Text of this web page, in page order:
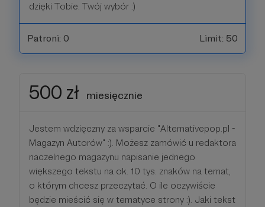
dzięki Tobie. Twój wybór :)
Patroni: 0 Limit: 50
500 zł miesięcznie
Jestem wdzięczny za wsparcie "Alternativepop.pl -
Magazyn Autorów" :). Możesz zamówić u redaktora
naczelnego magazynu napisanie jednego
większego tekstu na ok. 10 tys. znaków na temat,
o którym chcesz przeczytać. O ile oczywiście
będzie mieścić się w tematyce strony :). Jaki tekst